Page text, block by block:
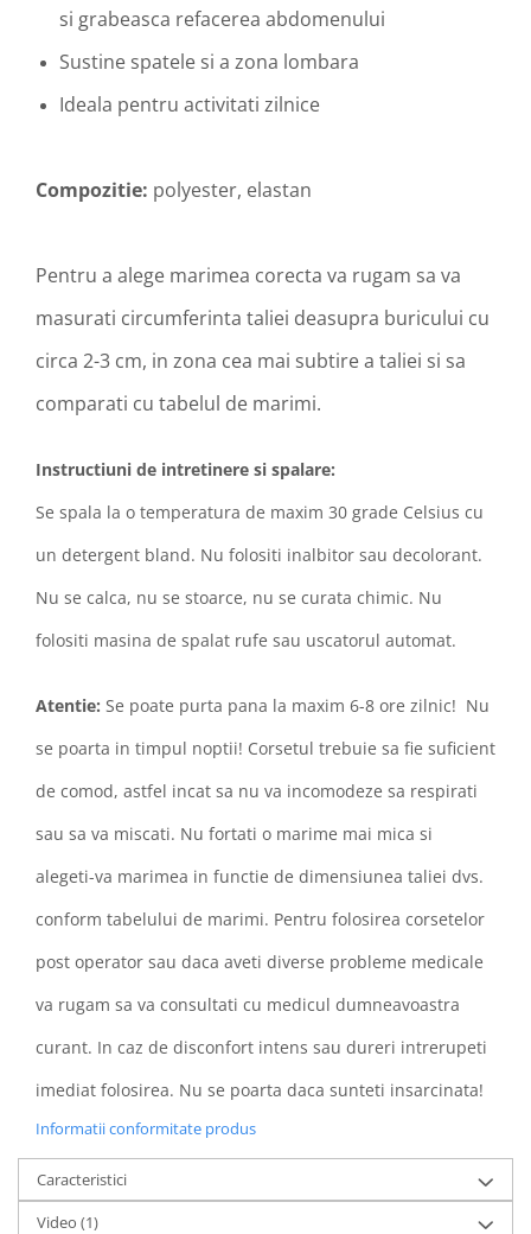
si grabeasca refacerea abdomenului
Sustine spatele si a zona lombara
Ideala pentru activitati zilnice
Compozitie: polyester, elastan
Pentru a alege marimea corecta va rugam sa va
masurati circumferinta taliei deasupra buricului cu
circa 2-3 cm, in zona cea mai subtire a taliei si sa
comparati cu tabelul de marimi.
Instructiuni de intretinere si spalare:
Se spala la o temperatura de maxim 30 grade Celsius cu
un detergent bland. Nu folositi inalbitor sau decolorant.
Nu se calca, nu se stoarce, nu se curata chimic. Nu
folositi masina de spalat rufe sau uscatorul automat.
Atentie: Se poate purta pana la maxim 6-8 ore zilnic! Nu
se poarta in timpul noptii! Corsetul trebuie sa fie suficient
de comod, astfel incat sa nu va incomodeze sa respirati
sau sa va miscati. Nu fortati o marime mai mica si
alegeti-va marimea in functie de dimensiunea taliei dvs.
conform tabelului de marimi. Pentru folosirea corsetelor
post operator sau daca aveti diverse probleme medicale
va rugam sa va consultati cu medicul dumneavoastra
curant. In caz de disconfort intens sau dureri intrerupeti
imediat folosirea. Nu se poarta daca sunteti insarcinata!
Informatii conformitate produs
Caracteristici
Video (1)